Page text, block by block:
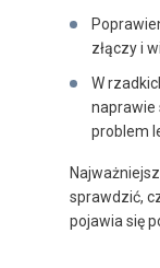
złączy i
W
naprawie
problem
sprawdzić,
pojawia się